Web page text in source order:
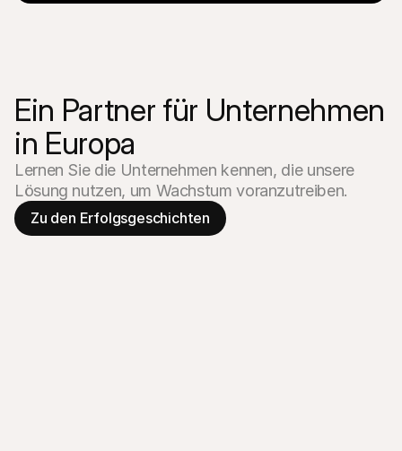
Ein Partner für Unternehmen
in Europa
Lernen Sie die Unternehmen kennen, die unsere
Lösung nutzen, um Wachstum voranzutreiben.
Zu den Erfolgsgeschichten